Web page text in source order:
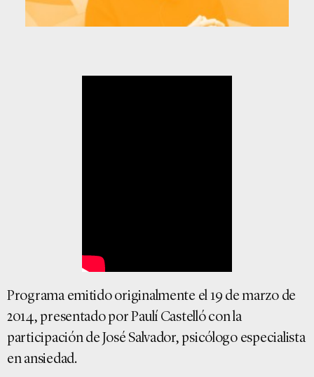
Programa emitido originalmente el 19 de marzo de
2014, presentado por Paulí Castelló con la
participación de José Salvador, psicólogo especialista
en ansiedad.